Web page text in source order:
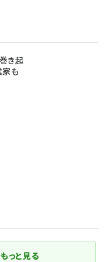
き起
家も
っと見る